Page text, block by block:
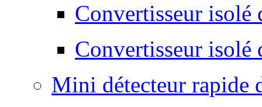
Convertisseur isolé
Convertisseur isolé
Mini détecteur rapide